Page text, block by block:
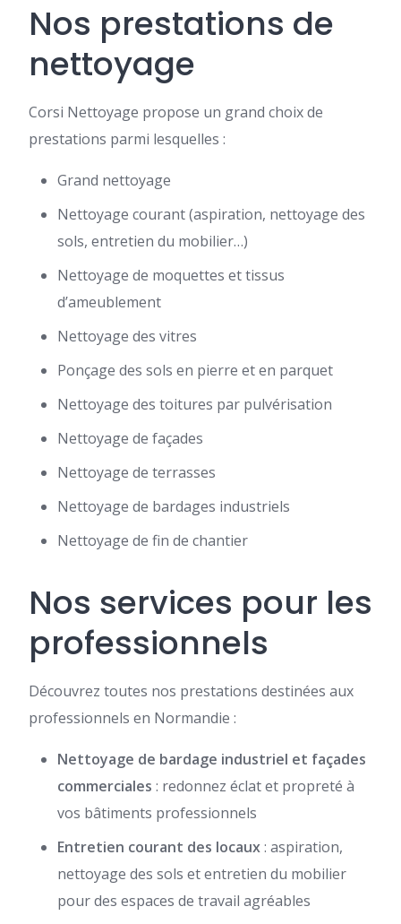
Nos prestations de
nettoyage
Corsi Nettoyage propose un grand choix de
prestations parmi lesquelles :
Grand nettoyage
Nettoyage courant (aspiration, nettoyage des
sols, entretien du mobilier…)
Nettoyage de moquettes et tissus
d’ameublement
Nettoyage des vitres
Ponçage des sols en pierre et en parquet
Nettoyage des toitures par pulvérisation
Nettoyage de façades
Nettoyage de terrasses
Nettoyage de bardages industriels
Nettoyage de fin de chantier
Nos services pour les
professionnels
Découvrez toutes nos prestations destinées aux
professionnels en Normandie :
Nettoyage de bardage industriel et façades
commerciales : redonnez éclat et propreté à
vos bâtiments professionnels
Entretien courant des locaux: aspiration,
nettoyage des sols et entretien du mobilier
pour des espaces de travail agréables